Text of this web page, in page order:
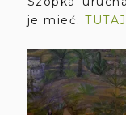
je mieć. TUTAJ